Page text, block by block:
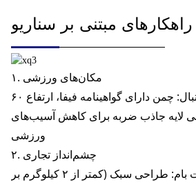
راهکارهای مبتنی بر سناریو
۱. مکان‌های ورزشی
مخصوص زمین‌های فوتبال: چمن دارای گواهینامه فیفا، ارتفاع ۶۰
لایه جاذب ضربه برای کاهش آسیب‌های
ورزشی
۲. چشم‌انداز تجاری
راهکار سبزسازی پشت بام: طراحی سبک (کمتر از ۲ کیلوگرم بر